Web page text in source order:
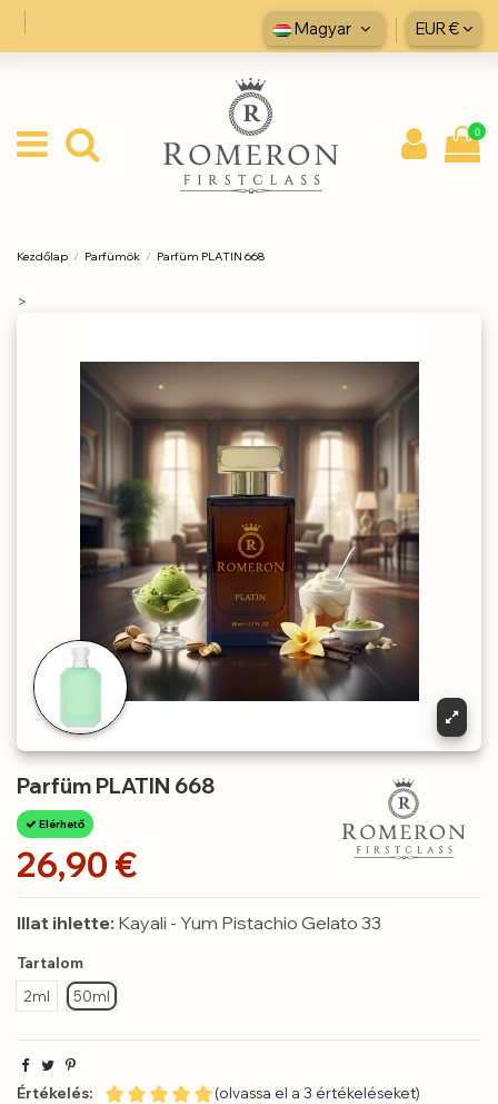
Magyar EUR €
0
Kezdőlap Parfümök Parfüm PLATIN 668
>
Parfüm PLATIN 668
Elérhető
26,90 €
Illat ihlette: Kayali - Yum Pistachio Gelato 33
Tartalom
2ml
50ml
Értékelés: (olvassa el a 3 értékeléseket)